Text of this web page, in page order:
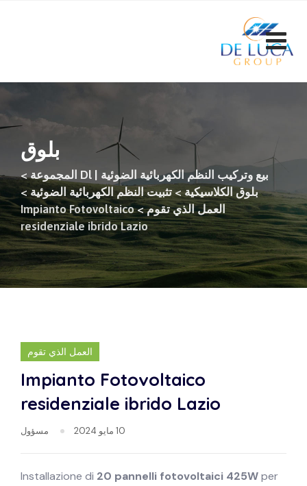
بلوق
بيع وتركيب النظم الكهربائية الضوئية | Dl المجموعة
>
بلوق الكلاسيكية> تثبيت النظم الكهربائية الضوئية >
العمل الذي تقوم>
Impianto Fotovoltaico
residenziale ibrido Lazio
العمل الذي تقوم
Impianto Fotovoltaico
residenziale ibrido Lazio
10 مايو 2024 مسؤول
Installazione di 20 pannelli fotovoltaici 425Wper